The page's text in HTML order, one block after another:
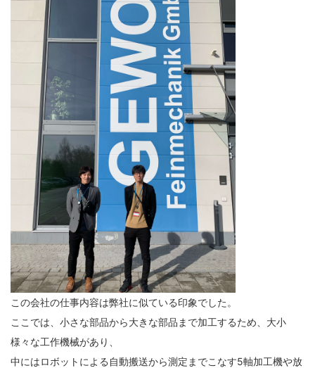
この会社の仕事内容は弊社に似ている印象でした。
ここでは、小さな部品から大きな部品まで加工するため、大小
様々な工作機械があり、
中にはロボットによる自動搬送から測定までこなす5軸加工機や放